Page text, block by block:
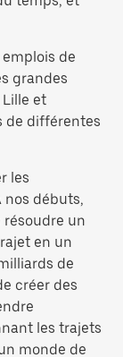
de
grandes
Lille et
de différentes
les
nos débuts,
résoudre un
en un
de
créer des
les trajets
monde de